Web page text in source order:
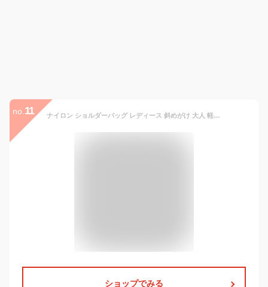
no. 11 ナイロン ショルダーバッグ レディース 斜めがけ 大人 軽量 キルティング ワンショルダー 肩掛け 大容量 ミニポーチ付き ボディバッグ キルティングバッグ キルティングショルダーバッグ 秋冬 冬バッグ nsb-30015z 【メール便】クリスマス プレゼント【aroco/アロコ】
ショップでみる